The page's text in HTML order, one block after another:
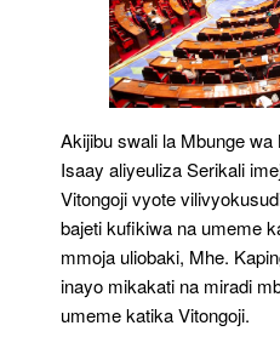
Akijibu swali la Mbunge
Isaay aliyeuliza Serikali
Vitongoji vyote
bajeti kufikiwa na umeme
mmoja uliobaki, Mhe.
inayo mikakati na miradi
umeme katika Vitongoji.